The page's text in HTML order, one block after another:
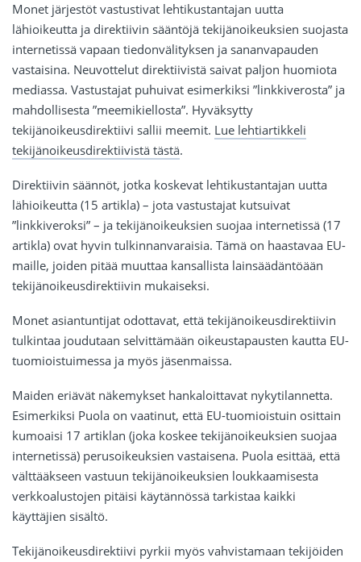
Monet järjestöt vastustivat lehtikustantajan uutta
lähioikeutta ja direktiivin sääntöjä tekijänoikeuksien suojasta
internetissä vapaan tiedonvälityksen ja sananvapauden
vastaisina. Neuvottelut direktiivistä saivat paljon huomiota
mediassa. Vastustajat puhuivat esimerkiksi ”linkkiverosta” ja
mahdollisesta ”meemikiellosta”. Hyväksytty
tekijänoikeusdirektiivi sallii meemit. Lue lehtiartikkeli
tekijänoikeusdirektiivistä tästä.
Direktiivin säännöt, jotka koskevat lehtikustantajan uutta
lähioikeutta (15 artikla) – jota vastustajat kutsuivat
”linkkiveroksi” – ja tekijänoikeuksien suojaa internetissä (17
artikla) ovat hyvin tulkinnanvaraisia. Tämä on haastavaa EU-
maille, joiden pitää muuttaa kansallista lainsäädäntöään
tekijänoikeusdirektiivin mukaiseksi.
Monet asiantuntijat odottavat, että tekijänoikeusdirektiivin
tulkintaa joudutaan selvittämään oikeustapausten kautta EU-
tuomioistuimessa ja myös jäsenmaissa.
Maiden eriävät näkemykset hankaloittavat nykytilannetta.
Esimerkiksi Puola on vaatinut, että EU-tuomioistuin osittain
kumoaisi 17 artiklan (joka koskee tekijänoikeuksien suojaa
internetissä) perusoikeuksien vastaisena. Puola esittää, että
välttääkseen vastuun tekijänoikeuksien loukkaamisesta
verkkoalustojen pitäisi käytännössä tarkistaa kaikki
käyttäjien sisältö.
Tekijänoikeusdirektiivi pyrkii myös vahvistamaan tekijöiden